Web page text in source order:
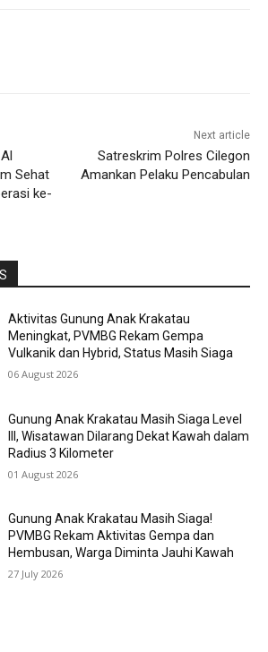
Sehat
ke-
Next article
Satreskrim Polres Cilegon
Amankan Pelaku Pencabulan
Aktivitas Gunung Anak Krakatau
Meningkat, PVMBG Rekam Gempa
Vulkanik dan Hybrid, Status Masih Siaga
06 August 2026
Gunung Anak Krakatau Masih Siaga Level
III, Wisatawan Dilarang Dekat Kawah dalam
Radius 3 Kilometer
01 August 2026
Gunung Anak Krakatau Masih Siaga!
PVMBG Rekam Aktivitas Gempa dan
Hembusan, Warga Diminta Jauhi Kawah
27 July 2026